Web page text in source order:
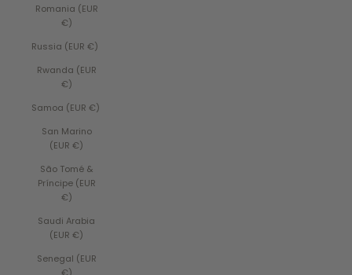
Romania (EUR
€)
Russia (EUR €)
Rwanda (EUR
€)
Samoa (EUR €)
San Marino
(EUR €)
São Tomé &
Príncipe (EUR
€)
Saudi Arabia
(EUR €)
Senegal (EUR